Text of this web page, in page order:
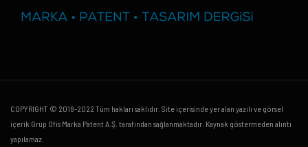
COPYRIGHT © 2018-2022 Tüm hakları saklıdır. Site içerisinde yer alan yazılı ve görsel
içerik Grup Ofis Marka Patent A.Ş. tarafından sağlanmaktadır. Kaynak göstermeden alıntı
yapılamaz.